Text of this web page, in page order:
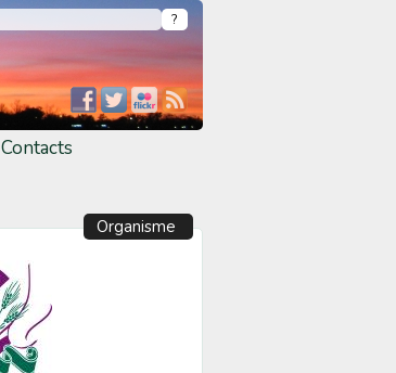
Contacts
Organisme